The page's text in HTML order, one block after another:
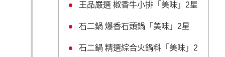
王品嚴選 椒香牛小排「美味」2星
石二鍋 爆香石頭鍋「美味」2星
石二鍋 精選綜合火鍋料「美味」2